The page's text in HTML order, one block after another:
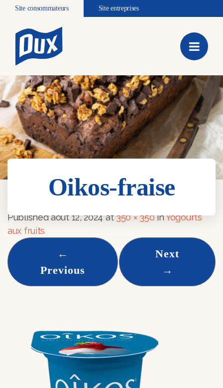
Site consommateurs Site entreprises
Oikos-fraise
Oikos-fraise
Publishedaoût 12, 2024at350 × 350inYogourts
aux fruits
←
Previous
Next
→